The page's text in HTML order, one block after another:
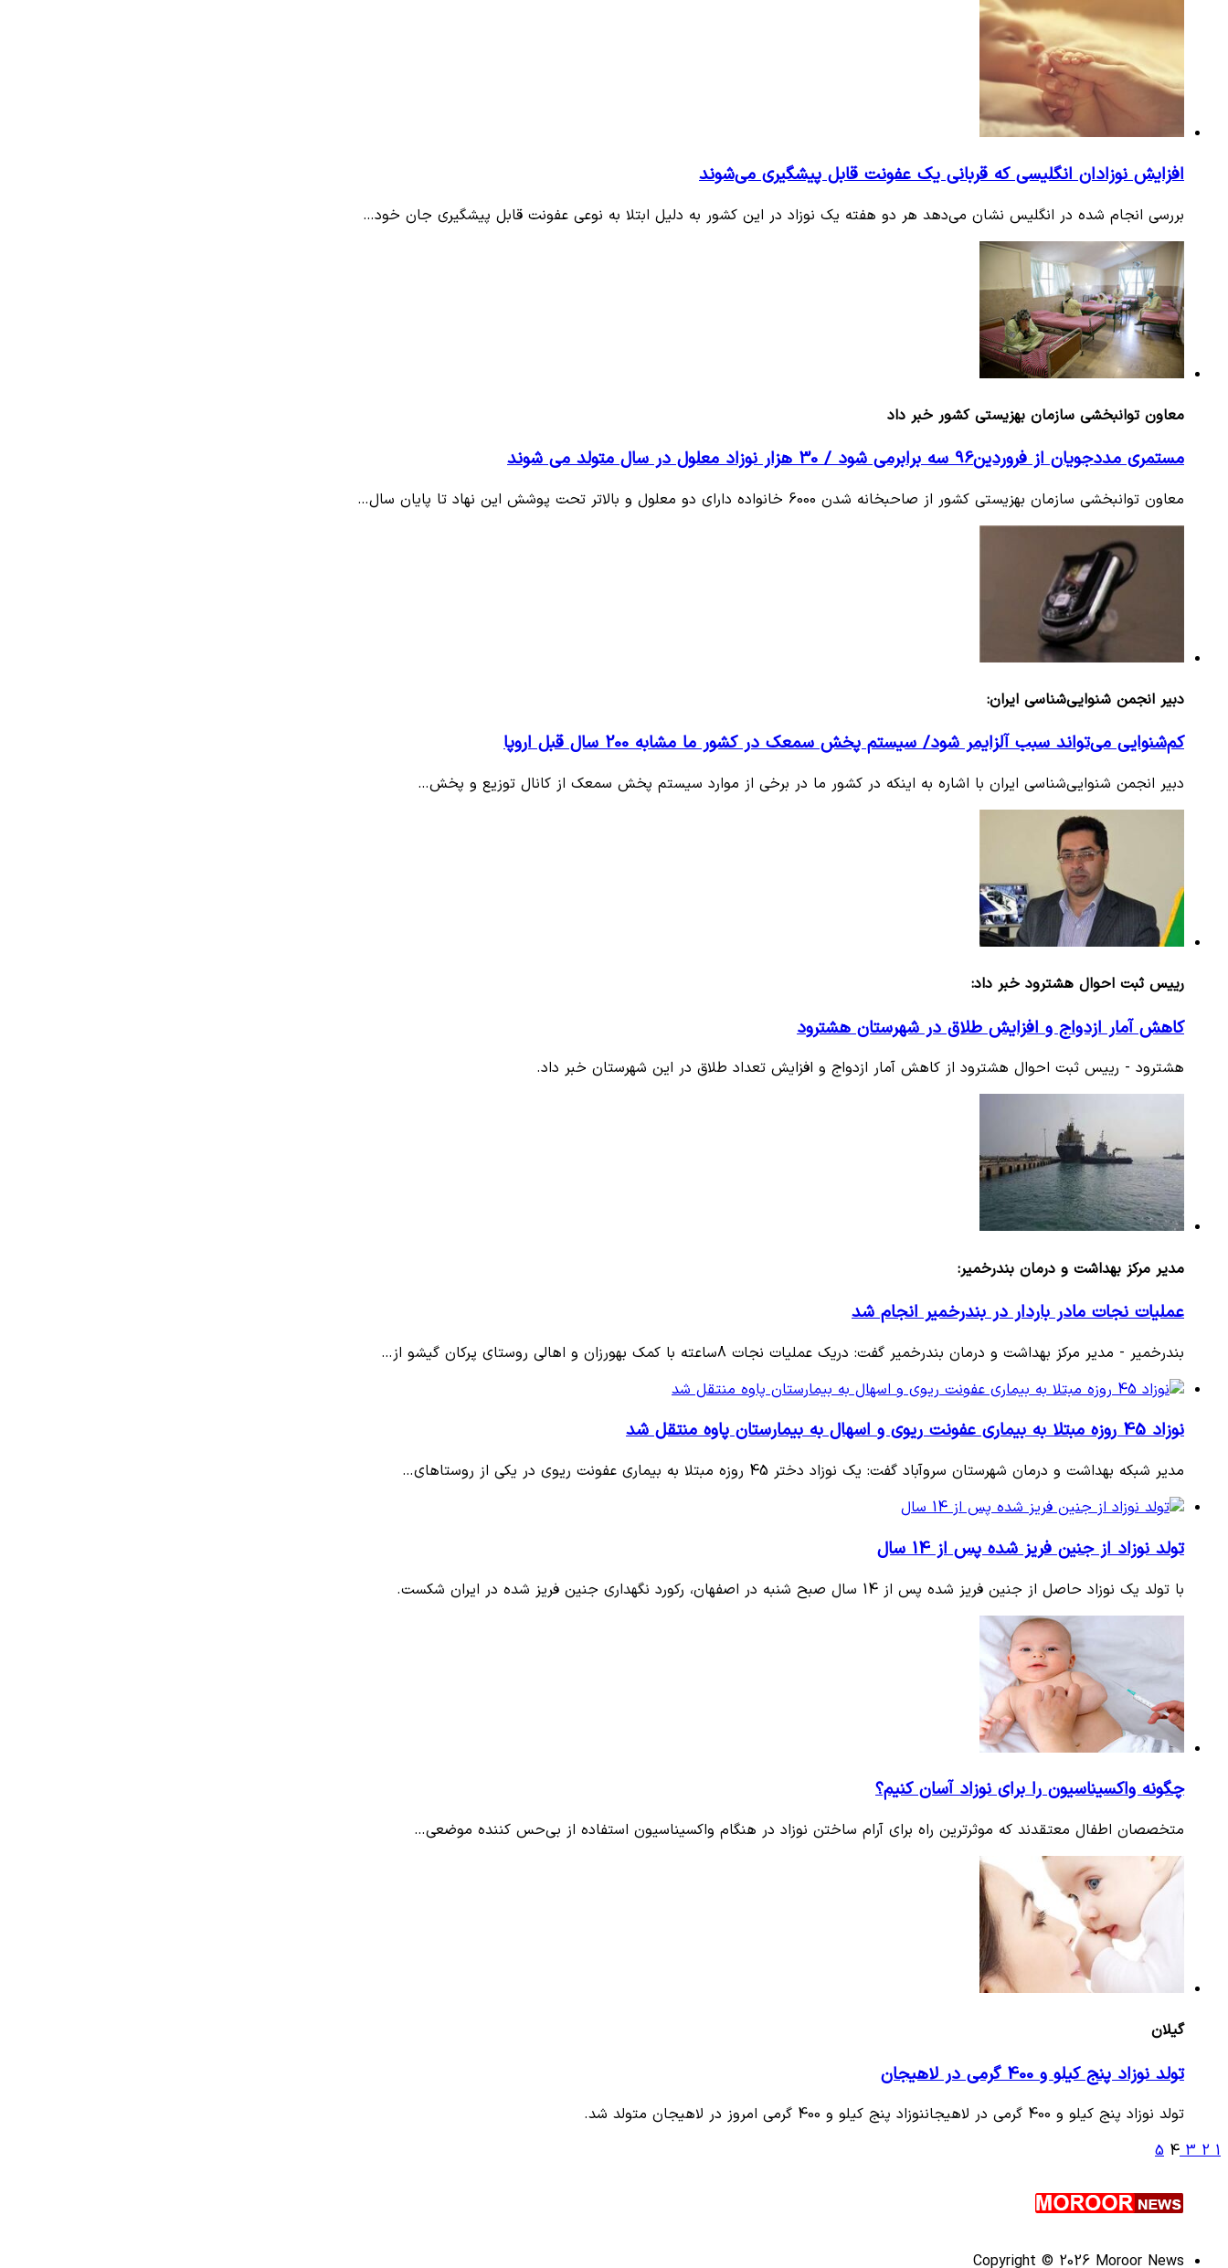
افزایش نوزادان انگلیسی که قربانی یک عفونت قابل پیشگیری می‌شوند
بررسی انجام شده در انگلیس نشان می‌دهد هر دو هفته یک نوزاد در این کشور به دلیل ابتلا به نوعی عفونت قابل پیشگیری جان خود…
معاون توانبخشی سازمان بهزیستی کشور خبر داد
مستمری مددجویان از فروردین96 سه برابرمی شود / 30 هزار نوزاد معلول در سال متولد می شوند
معاون توانبخشی سازمان بهزیستی کشور از صاحبخانه شدن 6000 خانواده دارای دو معلول و بالاتر تحت پوشش این نهاد تا پایان سال…
دبیر انجمن شنوایی‌شناسی ایران:
کم‌شنوایی می‌تواند سبب آلزایمر شود/ سیستم پخش سمعک در کشور ما مشابه 200 سال قبل اروپا
دبیر انجمن شنوایی‌شناسی ایران با اشاره به اینکه در کشور ما در برخی از موارد سیستم پخش سمعک از کانال توزیع و پخش…
رییس ثبت احوال هشترود خبر داد:
کاهش آمار ازدواج و افزایش طلاق در شهرستان هشترود
هشترود - رییس ثبت احوال هشترود از کاهش آمار ازدواج و افزایش تعداد طلاق در این شهرستان خبر داد.
مدیر مرکز بهداشت و درمان بندرخمیر:
عملیات نجات مادر باردار در بندرخمیر انجام شد
بندرخمیر - مدیر مرکز بهداشت و درمان بندرخمیر گفت: دریک عملیات نجات 8ساعته با کمک بهورزان و اهالی روستای پرکان گیشو از…
نوزاد 45 روزه مبتلا به بیماری عفونت ریوی و اسهال به بیمارستان پاوه منتقل شد
مدیر شبکه بهداشت و درمان شهرستان سروآباد گفت: یک نوزاد دختر 45 روزه مبتلا به بیماری عفونت ریوی در یکی از روستاهای…
تولد نوزاد از جنین فریز شده پس از 14 سال
با تولد یک نوزاد حاصل از جنین فریز شده پس از 14 سال صبح شنبه در اصفهان، رکورد نگهداری جنین فریز شده در ایران شکست.
چگونه واکسیناسیون را برای نوزاد آسان کنیم؟
متخصصان اطفال معتقدند که موثرترین راه برای آرام ساختن نوزاد در هنگام واکسیناسیون استفاده از بی‌حس کننده موضعی…
گیلان
تولد نوزاد پنج کیلو و 400 گرمی در لاهیجان
تولد نوزاد پنج کیلو و 400 گرمی در لاهیجاننوزاد پنج کیلو و 400 گرمی امروز در لاهیجان متولد شد.
1
2
3
4
5
Copyright © 2026 Moroor News